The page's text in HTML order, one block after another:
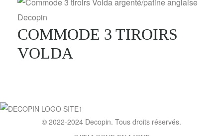
COMMODE 3 TIROIRS
VOLDA
© 2022-2024 Decopin. Tous droits réservés.